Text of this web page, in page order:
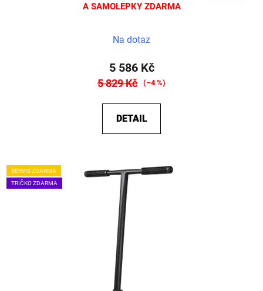
A SAMOLEPKY ZDARMA
Na dotaz
5 586 Kč
5 829 Kč (–4 %)
DETAIL
SERVIS ZDARMA
TRIČKO ZDARMA